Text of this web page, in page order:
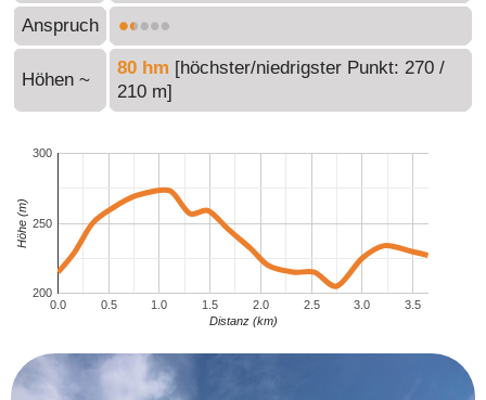
Anspruch
Höhen ~
80 hm [höchster/niedrigster Punkt: 270 /
210 m]
0.0 0.5 1.0 1.5 2.0 2.5 3.0 3.5
200
250
300
Distanz (km)
Höhe (m)